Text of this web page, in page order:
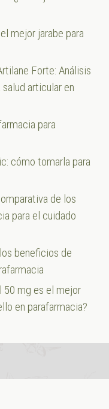
mejor jarabe para
Forte: Análisis
articular en
para
cómo tomarla para
de los
para el cuidado
beneficios de
50 mg es el mejor
en parafarmacia?